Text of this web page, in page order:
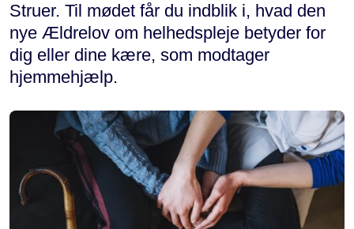
Struer. Til mødet får du indblik i, hvad den
nye Ældrelov om helhedspleje betyder for
dig eller dine kære, som modtager
hjemmehjælp.